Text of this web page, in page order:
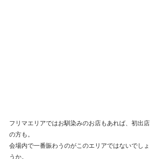
フリマエリアではお馴染みのお店もあれば、初出店
の方も。
会場内で一番賑わうのがこのエリアではないでしょ
うか。